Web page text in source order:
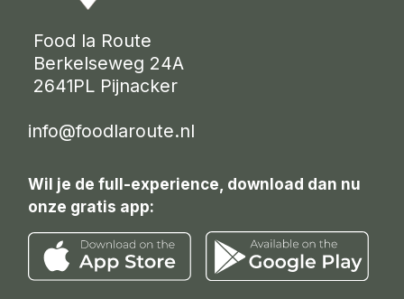
Food la Route
Berkelseweg 24A
2641PL Pijnacker
info@foodlaroute.nl
Wil je de full-experience, download dan nu
onze gratis app: